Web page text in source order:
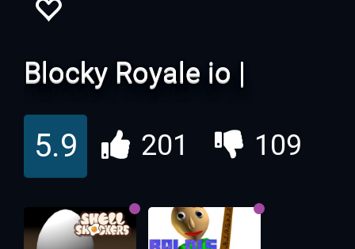
Blocky Royale io |
Блоки Рояль ио
5.9 201 109